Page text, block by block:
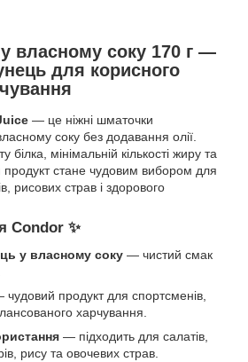
власному соку 170 г —
для корисного
— це ніжні шматочки
соку без додавання олії.
білка, мінімальній кількості жиру та
продукт стане чудовим вибором для
рисових страв і здорового
Condor ✨
у власному соку — чистий смак
продукт для спортсменів,
харчування.
— підходить для салатів,
рису та овочевих страв.